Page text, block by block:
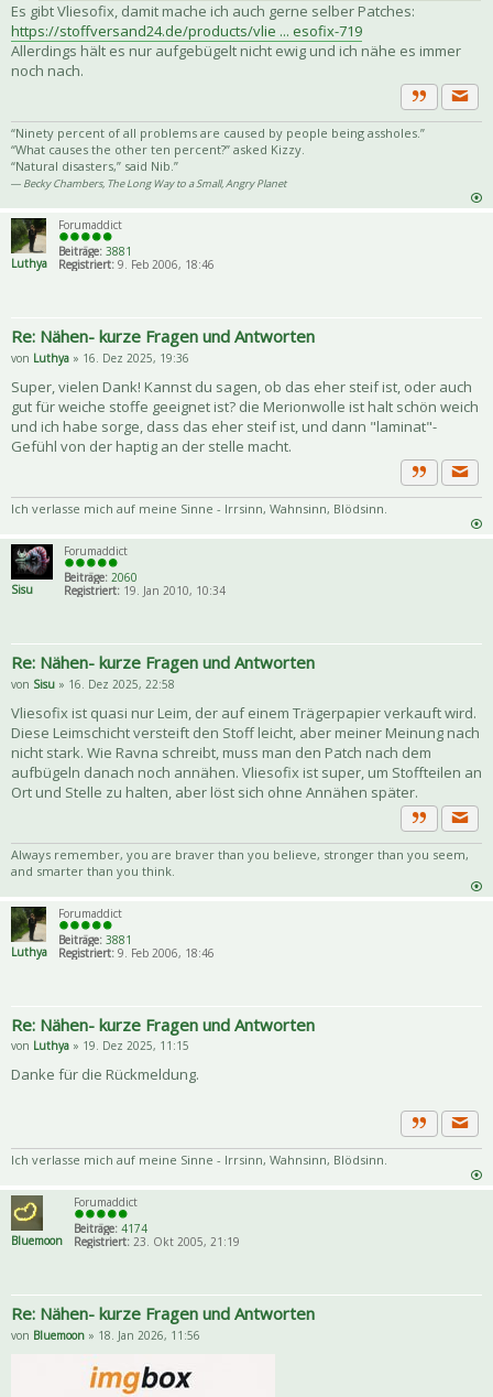
Es gibt Vliesofix, damit mache ich auch gerne selber Patches:
https://stoffversand24.de/products/vlie ... esofix-719
Allerdings hält es nur aufgebügelt nicht ewig und ich nähe es immer
noch nach.
Zitat
“Ninety percent of all problems are caused by people being assholes.”
“What causes the other ten percent?” asked Kizzy.
“Natural disasters,” said Nib.”
― Becky Chambers, The Long Way to a Small, Angry Planet
Luthya
Forumaddict
Beiträge: 3881
Registriert: 9. Feb 2006, 18:46
Re: Nähen- kurze Fragen und Antworten
von Luthya » 16. Dez 2025, 19:36
Super, vielen Dank! Kannst du sagen, ob das eher steif ist, oder auch
gut für weiche stoffe geeignet ist? die Merionwolle ist halt schön weich
und ich habe sorge, dass das eher steif ist, und dann "laminat"-
Gefühl von der haptig an der stelle macht.
Zitat
Ich verlasse mich auf meine Sinne - Irrsinn, Wahnsinn, Blödsinn.
Sisu
Forumaddict
Beiträge: 2060
Registriert:19. Jan 2010, 10:34
Re: Nähen- kurze Fragen und Antworten
von Sisu » 16. Dez 2025, 22:58
Vliesofix ist quasi nur Leim, der auf einem Trägerpapier verkauft wird.
Diese Leimschicht versteift den Stoff leicht, aber meiner Meinung nach
nicht stark. Wie Ravna schreibt, muss man den Patch nach dem
aufbügeln danach noch annähen. Vliesofix ist super, um Stoffteilen an
Ort und Stelle zu halten, aber löst sich ohne Annähen später.
Zitat
Always remember, you are braver than you believe, stronger than you seem,
and smarter than you think.
Luthya
Forumaddict
Beiträge: 3881
Registriert: 9. Feb 2006, 18:46
Re: Nähen- kurze Fragen und Antworten
von Luthya » 19. Dez 2025, 11:15
Danke für die Rückmeldung.
Zitat
Ich verlasse mich auf meine Sinne - Irrsinn, Wahnsinn, Blödsinn.
Bluemoon
Forumaddict
Beiträge: 4174
Registriert: 23. Okt 2005, 21:19
Re: Nähen- kurze Fragen und Antworten
von Bluemoon » 18. Jan 2026, 11:56